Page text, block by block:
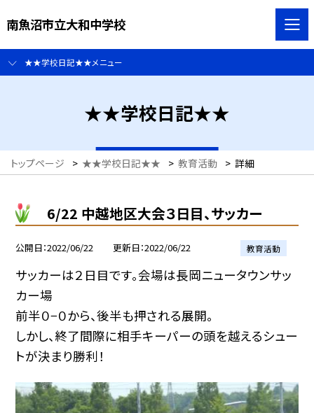
南魚沼市立大和中学校
★★学校日記★★メニュー
★★学校日記★★
トップページ > ★★学校日記★★ > 教育活動 > 詳細
6/22 中越地区大会３日目、サッカー
公開日 2022/06/22 更新日 2022/06/22 教育活動
サッカーは２日目です。会場は長岡ニュータウンサッ
カー場
前半０−０から、後半も押される展開。
しかし、終了間際に相手キーパーの頭を越えるシュー
トが決まり勝利！